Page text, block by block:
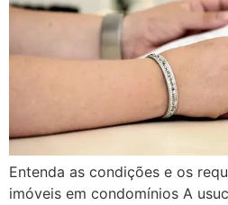
Entenda as condições e os
imóveis em condomínios A